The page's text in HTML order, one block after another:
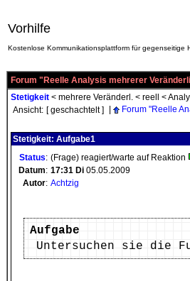
Vorhilfe
Kostenlose Kommunikationsplattform für gegenseitige
Forum "Reelle Analysis mehrerer
Stetigkeit < mehrere Veränderl. < reell <
Ansicht: [ geschachtelt ] Forum "Reelle
Stetigkeit: Aufgabe1
Status: (Frage) reagiert/warte auf Reaktion
Datum: 17:31 Di 05.05.2009
Autor: Achtzig
Aufgabe
Untersuchen sie die